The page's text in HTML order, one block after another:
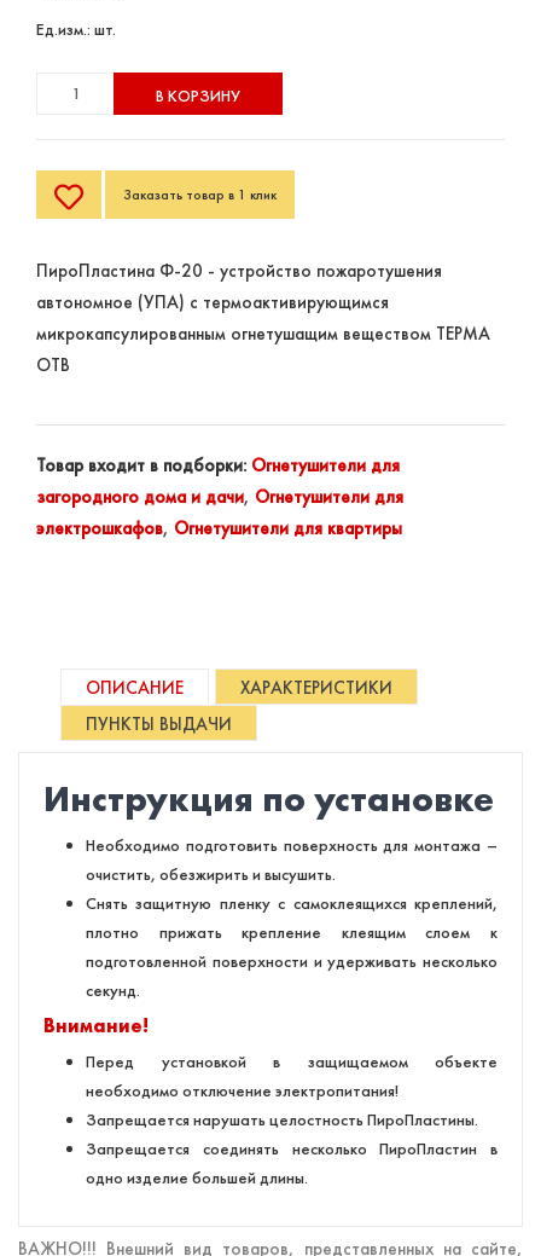
Ед.изм.: шт.
В КОРЗИНУ
Заказать товар в 1 клик
ПироПластина Ф-20 - устройство пожаротушения
автономное (УПА) с термоактивирующимся
микрокапсулированным огнетушащим веществом ТЕРМА
ОТВ
Товар входит в подборки: Огнетушители для
загородного дома и дачи, Огнетушители для
электрошкафов, Огнетушители для квартиры
ОПИСАНИЕ
ХАРАКТЕРИСТИКИ
ПУНКТЫ ВЫДАЧИ
Инструкция по установке
Необходимо подготовить поверхность для монтажа –
очистить, обезжирить и высушить.
Снять защитную пленку с самоклеящихся креплений,
плотно прижать крепление клеящим слоем к
подготовленной поверхности и удерживать несколько
секунд.
Внимание!
Перед установкой в защищаемом объекте
необходимо отключение электропитания!
Запрещается нарушать целостность ПироПластины.
Запрещается соединять несколько ПироПластин в
одно изделие большей длины.
ВАЖНО!!! Внешний вид товаров, представленных на сайте,